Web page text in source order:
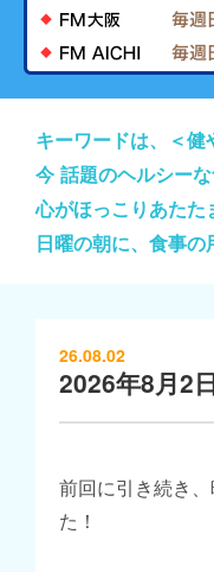
キーワードは、＜健
今 話題のヘルシー
心がほっこりあたた
日曜の朝に、食事
26.08.02
2026年8月2
前回に引き続き
た！